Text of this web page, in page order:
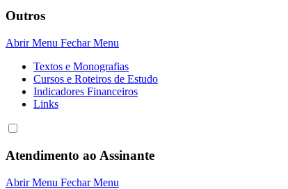
Outros
Abrir Menu Fechar Menu
Textos e Monografias
Cursos e Roteiros de Estudo
Indicadores Financeiros
Links
Atendimento ao Assinante
Abrir Menu Fechar Menu